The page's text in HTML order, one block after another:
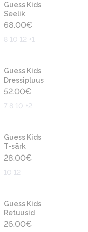
Guess Kids
Seelik
68.00€
8 10 12 +1
Guess Kids
Dressipluus
52.00€
7 8 10 +2
Guess Kids
T-särk
28.00€
10 12
Guess Kids
Retuusid
26.00€